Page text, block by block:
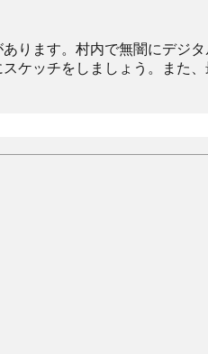
ります。村内で無闇にデジ
ケッチをしましょう。また